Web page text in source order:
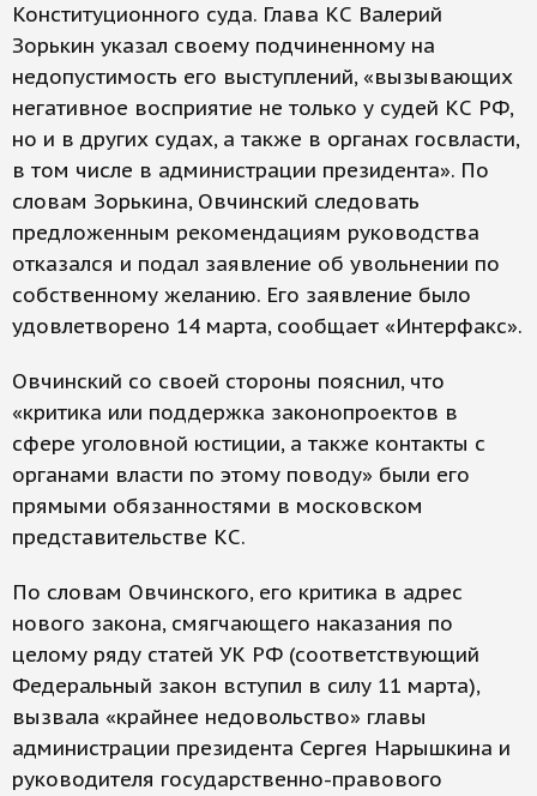
Конституционного суда. Глава КС Валерий
Зорькин указал своему подчиненному на
недопустимость его выступлений, «вызывающих
негативное восприятие не только у судей КС РФ,
но и в других судах, а также в органах госвласти,
в том числе в администрации президента». По
словам Зорькина, Овчинский следовать
предложенным рекомендациям руководства
отказался и подал заявление об увольнении по
собственному желанию. Его заявление было
удовлетворено 14 марта, сообщает «Интерфакс».
Овчинский со своей стороны пояснил, что
«критика или поддержка законопроектов в
сфере уголовной юстиции, а также контакты с
органами власти по этому поводу» были его
прямыми обязанностями в московском
представительстве КС.
По словам Овчинского, его критика в адрес
нового закона, смягчающего наказания по
целому ряду статей УК РФ (соответствующий
Федеральный закон вступил в силу 11 марта),
вызвала «крайнее недовольство» главы
администрации президента Сергея Нарышкина и
руководителя государственно-правового